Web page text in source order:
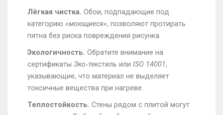
Лёгкая чистка. Обои, подпадающие под
категорию «моющиеся», позволяют протирать
пятна без риска повреждения рисунка.
Экологичность. Обратите внимание на
сертификаты Эко‑текстиль или ISO 14001,
указывающие, что материал не выделяет
токсичные вещества при нагреве.
Теплостойкость. Стены рядом с плитой могут